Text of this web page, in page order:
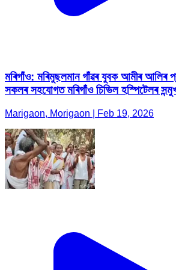
মৰিগাঁও: মৰিমুছলমান গাঁৱৰ যুবক আমীৰ আলিৰ
সকলৰ সহযোগত মৰিগাঁও চিভিল হস্পিটেলৰ
Marigaon, Morigaon | Feb 19, 2026